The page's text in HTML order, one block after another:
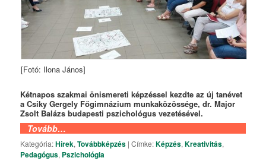
[Fotó: Ilona János]
Kétnapos szakmai önismereti képzéssel kezdte az új tanévet
a Csiky Gergely Főgimnázium munkaközössége, dr. Major
Zsolt Balázs budapesti pszichológus vezetésével.
Tovább…
Kategória:Hírek,Továbbképzés |Címke:Képzés,Kreativitás,
Pedagógus, Pszichológia